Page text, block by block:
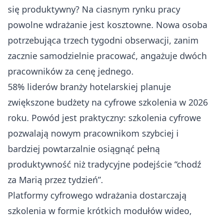
się produktywny? Na ciasnym rynku pracy
powolne wdrażanie jest kosztowne. Nowa osoba
potrzebująca trzech tygodni obserwacji, zanim
zacznie samodzielnie pracować, angażuje dwóch
pracowników za cenę jednego.
58% liderów branży hotelarskiej planuje
zwiększone budżety na cyfrowe szkolenia w 2026
roku. Powód jest praktyczny: szkolenia cyfrowe
pozwalają nowym pracownikom szybciej i
bardziej powtarzalnie osiągnąć pełną
produktywność niż tradycyjne podejście “chodź
za Marią przez tydzień”.
Platformy cyfrowego wdrażania dostarczają
szkolenia w formie krótkich modułów wideo,